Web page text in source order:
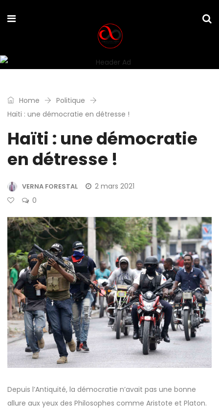
Home
Politique
Haïti : une démocratie en détresse !
Haïti : une démocratie
en détresse !
VERNA FORESTAL
2 mars 2021
0
Depuis l’Antiquité, la démocratie n’avait pas une bonne
allure aux yeux des Philosophes comme Aristote et Platon.